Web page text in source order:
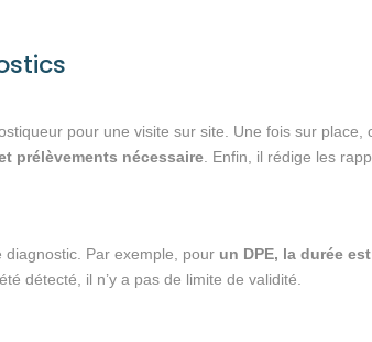
pour une visite sur site. Une fois sur place,
prélèvements nécessaire. Enfin, il rédige les
Par exemple, pour un DPE, la durée
détecté, il n’y a pas de limite de validité.